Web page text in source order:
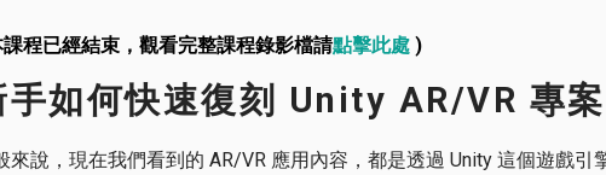
課程已經結束，觀看完整課程錄影檔請點擊此處 )
手如何快速復刻 Unity AR/VR 專案
來說，現在我們看到的 AR/VR 應用內容，都是透過 Unity 這個遊戲